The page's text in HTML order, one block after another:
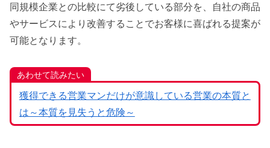
同規模企業との比較にて劣後している部分を、自社の商品
やサービスにより改善することでお客様に喜ばれる提案が
可能となります。
あわせて読みたい
獲得できる営業マンだけが意識している営業の本質と
は～本質を見失うと危険～